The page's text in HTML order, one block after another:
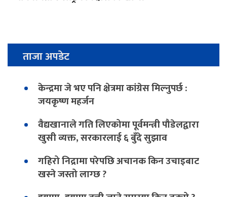
ताजा अपडेट
केन्द्रमा जे भए पनि क्षेत्रमा कांग्रेस मिल्नुपर्छ :
जयकृष्ण महर्जन
वैद्यखानाले गति लिएकोमा पूर्वमन्त्री पौडेलद्वारा
खुसी व्यक्त, सरकारलाई ६ बुँदे सुझाव
गहिरो निद्रामा परेपछि अचानक किन उचाइबाट
खस्ने जस्तो लाग्छ ?